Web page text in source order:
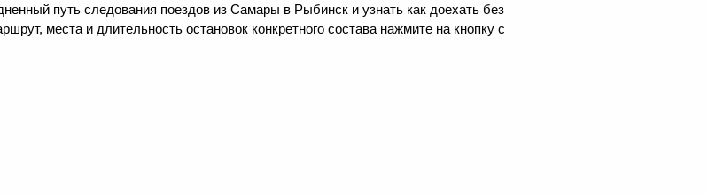
путь следования поездов из Самары в Рыбинск и узнать как доехать без
места и длительность остановок конкретного состава нажмите на кнопку с